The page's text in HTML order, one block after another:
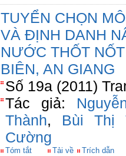
TUYỂN CHỌN
VÀ ĐỊNH DANH
NƯỚC THỐT
BIÊN, AN GIANG
Số 19a (2011)
Tác giả:
Thành, Bùi Thị
Cường
Tóm tắt Tải về Trích dẫn